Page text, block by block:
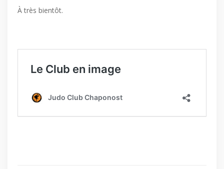
À très bientôt.